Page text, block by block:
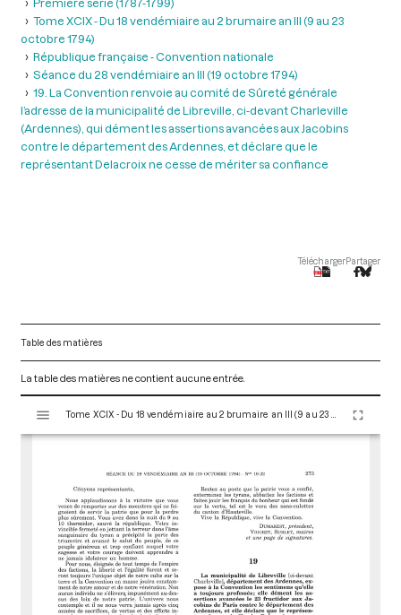
Tome XCIX - Du 18 vendémiaire au 2 brumaire an III (9 au 23
octobre 1794)
République française - Convention nationale
Séance du 28 vendémiaire an III (19 octobre 1794)
19. La Convention renvoie au comité de Sûreté générale
l’adresse de la municipalité de Libreville, ci-devant Charleville
(Ardennes), qui dément les assertions avancées aux Jacobins
contre le département des Ardennes, et déclare que le
représentant Delacroix ne cesse de mériter sa confiance
TéléchargerPartager
Table des matières
La table des matières ne contient aucune entrée.
s